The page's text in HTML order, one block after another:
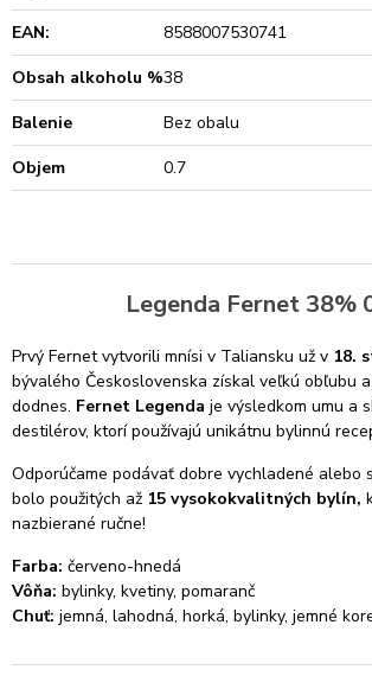
EAN:
8588007530741
Obsah alkoholu %38
Balenie
Bez obalu
Objem
0.7
Legenda Fernet 38%
Prvý Fernet vytvorili mnísi v Taliansku už v 18.
bývalého Československa získal veľkú obľubu
dodnes. Fernet Legenda je výsledkom umu a
destilérov, ktorí používajú unikátnu bylinnú
Odporúčame podávať dobre vychladené alebo
bolo použitých až 15 vysokokvalitných bylín,
nazbierané ručne!
Farba: červeno-hnedá
Vôňa: bylinky, kvetiny, pomaranč
Chuť: jemná, lahodná, horká, bylinky, jemné